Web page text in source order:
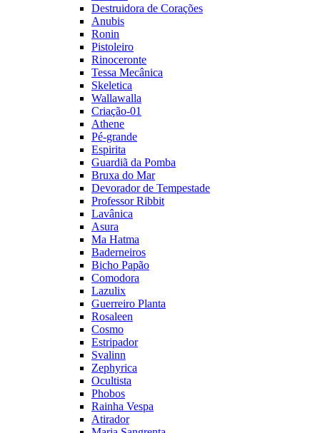
Destruidora de Corações
Anubis
Ronin
Pistoleiro
Rinoceronte
Tessa Mecânica
Skeletica
Wallawalla
Criação-01
Athene
Pé-grande
Espirita
Guardiã da Pomba
Bruxa do Mar
Devorador de Tempestade
Professor Ribbit
Lavânica
Asura
Ma Hatma
Baderneiros
Bicho Papão
Comodora
Lazulix
Guerreiro Planta
Rosaleen
Cosmo
Estripador
Svalinn
Zephyrica
Ocultista
Phobos
Rainha Vespa
Atirador